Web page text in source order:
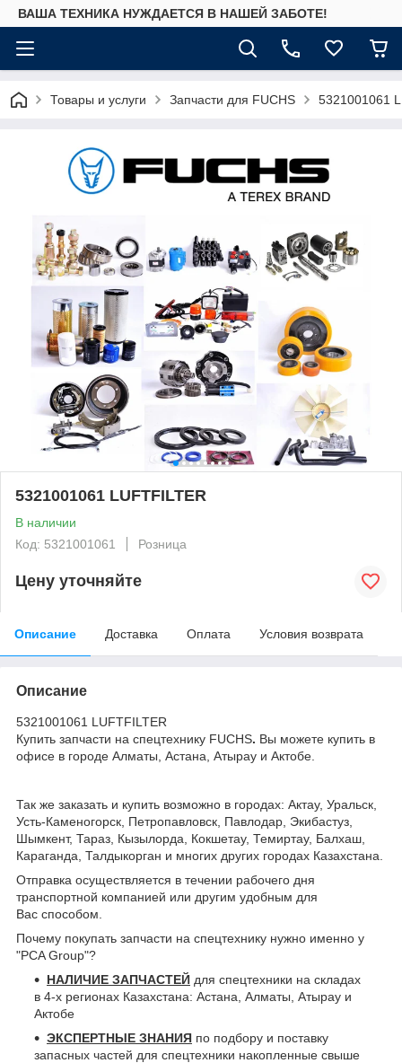
ВАША ТЕХНИКА НУЖДАЕТСЯ В НАШЕЙ ЗАБОТЕ!
Товары и услуги Запчасти для FUCHS 5321001061
5321001061 LUFTFILTER
В наличии
Код: 5321001061
Розница
Цену уточняйте
Описание Доставка Оплата Условия возврата
Описание
5321001061 LUFTFILTER
Купить запчасти на спецтехнику FUCHS. Вы можете купить в
офисе в городе Алматы, Астана, Атырау и Актобе.
Так же заказать и купить возможно в городах: Актау, Уральск,
Усть-Каменогорск, Петропавловск, Павлодар, Экибастуз,
Шымкент, Тараз, Кызылорда, Кокшетау, Темиртау, Балхаш,
Караганда, Талдыкорган и многих других городах Казахстана.
Отправка осуществляется в течении рабочего дня
транспортной компанией или другим удобным для
Вас способом
Почему покупать запчасти на спецтехнику нужно именно у
"PCA Group"?
НАЛИЧИЕ ЗАПЧАСТЕЙ для спецтехники на складах
в 4-х регионах Казахстана: Астана, Алматы, Атырау и
Актобе
ЭКСПЕРТНЫЕ ЗНАНИЯ по подбору и поставку
запасных частей для спецтехники накопленные свыше